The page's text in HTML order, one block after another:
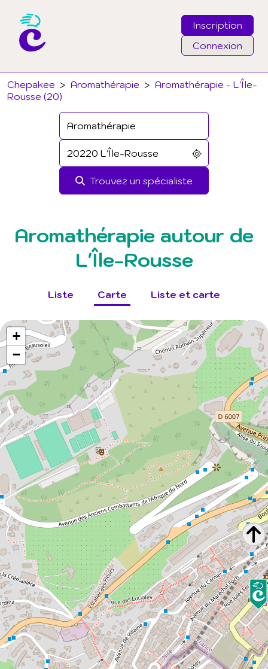
Inscription
Connexion
Chepakee > Aromathérapie > Aromathérapie - L'Île-
Rousse (20)
Trouvez un spécialiste
Email
Mot de passe
J'ai oublié mon mot de passe
Connexion
Aromathérapie autour de
L'Île-Rousse
Liste Carte Liste et carte
+
−